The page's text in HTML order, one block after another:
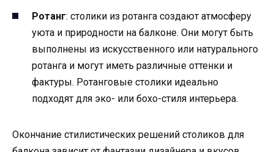
Ротанг: столики из ротанга создают атмосферу
уюта и природности на балконе. Они могут быть
выполнены из искусственного или натурального
ротанга и могут иметь различные оттенки и
фактуры. Ротанговые столики идеально
подходят для эко- или бохо-стиля интерьера.
Окончание стилистических решений столиков для